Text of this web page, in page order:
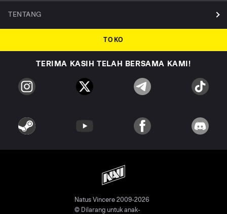
TENTANG
TOKO
TERIMA KASIH TELAH BERSAMA KAMI!
Natus Vincere 2009-2026
© Dilarang untuk anak-